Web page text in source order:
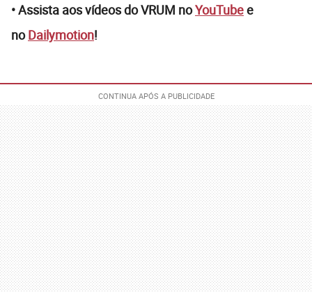
• Assista aos vídeos do VRUM noYouTubee
noDailymotion!